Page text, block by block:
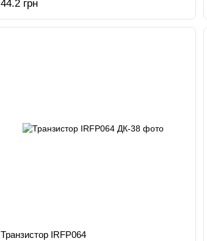
44.2 грн
Транзистор IRFP064